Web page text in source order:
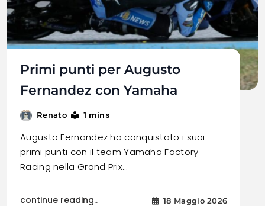
Primi punti per Augusto
Fernandez con Yamaha
Renato 1 mins
Augusto Fernandez ha conquistato i suoi
primi punti con il team Yamaha Factory
Racing nella Grand Prix…
continue reading.. 18 Maggio 2026